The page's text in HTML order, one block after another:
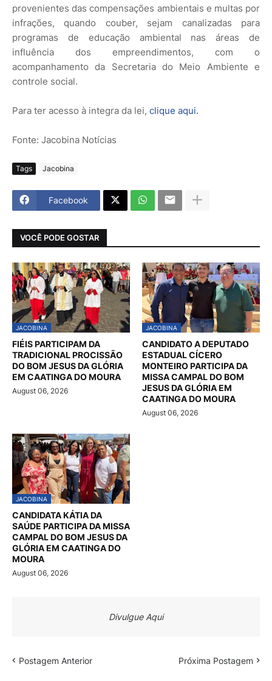
provenientes das compensações ambientais e multas por
infrações, quando couber, sejam canalizadas para
programas de educação ambiental nas áreas de
influência dos empreendimentos, com o
acompanhamento da Secretaria do Meio Ambiente e
controle social.
Para ter acesso à integra da lei, clique aqui.
Fonte: Jacobina Notícias
Tags Jacobina
Facebook
VOCÊ PODE GOSTAR
JACOBINA
FIÉIS PARTICIPAM DA
TRADICIONAL PROCISSÃO
DO BOM JESUS DA GLÓRIA
EM CAATINGA DO MOURA
August 06, 2026
JACOBINA
CANDIDATO A DEPUTADO
ESTADUAL CÍCERO
MONTEIRO PARTICIPA DA
MISSA CAMPAL DO BOM
JESUS DA GLÓRIA EM
CAATINGA DO MOURA
August 06, 2026
JACOBINA
CANDIDATA KÁTIA DA
SAÚDE PARTICIPA DA MISSA
CAMPAL DO BOM JESUS DA
GLÓRIA EM CAATINGA DO
MOURA
August 06, 2026
Divulgue Aqui
Postagem Anterior Próxima Postagem